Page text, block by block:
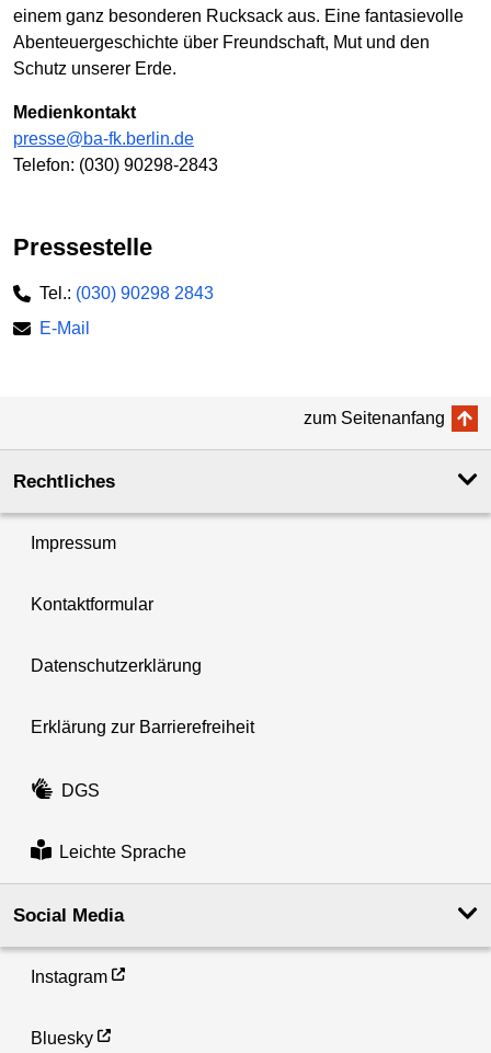
einem ganz besonderen Rucksack aus. Eine fantasievolle
Abenteuergeschichte über Freundschaft, Mut und den
Schutz unserer Erde.
Medienkontakt
presse@ba-fk.berlin.de
Telefon: (030) 90298-2843
Pressestelle
Tel.: (030) 90298 2843
E-Mail
zum Seitenanfang
Rechtliches
Impressum
Kontaktformular
Datenschutzerklärung
Erklärung zur Barrierefreiheit
DGS
Leichte Sprache
Social Media
Instagram
Bluesky